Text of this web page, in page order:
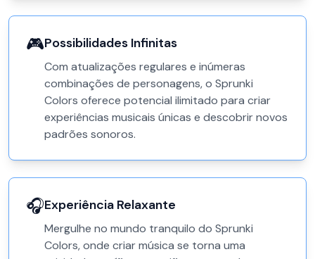
🎮Possibilidades Infinitas
Com atualizações regulares e inúmeras
combinações de personagens, o Sprunki
Colors oferece potencial ilimitado para criar
experiências musicais únicas e descobrir novos
padrões sonoros.
🎧Experiência Relaxante
Mergulhe no mundo tranquilo do Sprunki
Colors, onde criar música se torna uma